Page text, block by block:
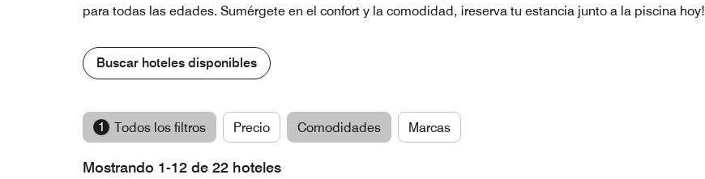
para todas las edades. Sumérgete en el confort y la comodidad, ¡reserva tu estancia junto a la piscina hoy!
Buscar hoteles disponibles
1 Todos los filtros Precio Comodidades Marcas
Mostrando 1-12 de 22 hoteles